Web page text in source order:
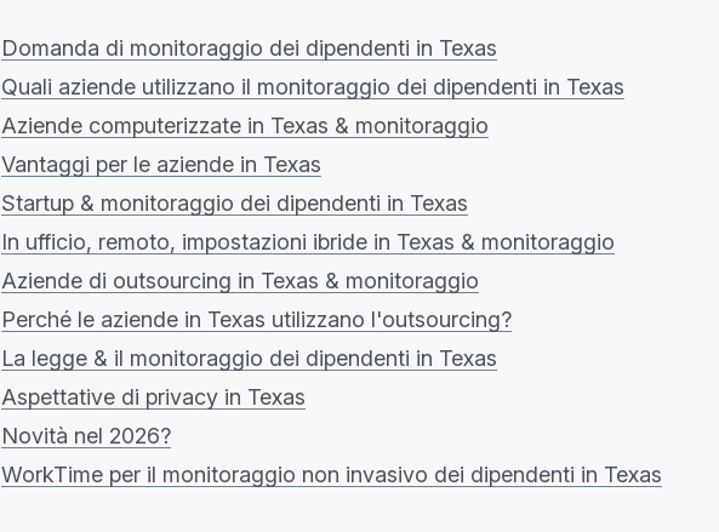
Domanda di monitoraggio dei dipendenti in Texas
Quali aziende utilizzano il monitoraggio dei dipendenti in Texas
Aziende computerizzate in Texas & monitoraggio
Vantaggi per le aziende in Texas
Startup & monitoraggio dei dipendenti in Texas
In ufficio, remoto, impostazioni ibride in Texas & monitoraggio
Aziende di outsourcing in Texas & monitoraggio
Perché le aziende in Texas utilizzano l'outsourcing?
La legge & il monitoraggio dei dipendenti in Texas
Aspettative di privacy in Texas
Novità nel 2026?
WorkTime per il monitoraggio non invasivo dei dipendenti in Texas